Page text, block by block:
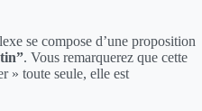
se compose d’une proposition
. Vous remarquerez que cette
» toute seule, elle est